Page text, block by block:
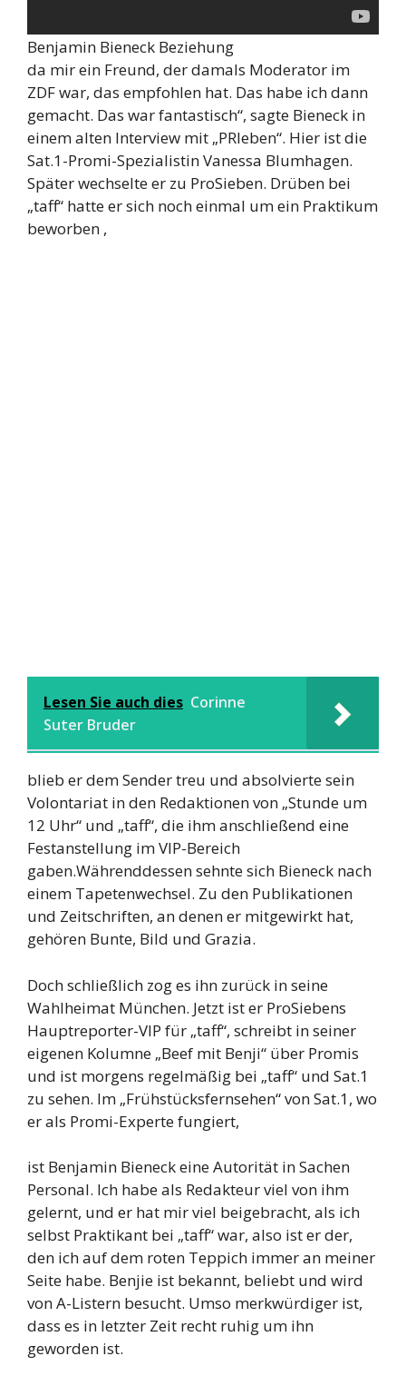
Benjamin Bieneck Beziehung
da mir ein Freund, der damals Moderator im
ZDF war, das empfohlen hat. Das habe ich dann
gemacht. Das war fantastisch“, sagte Bieneck in
einem alten Interview mit „PRleben“. Hier ist die
Sat.1-Promi-Spezialistin Vanessa Blumhagen.
Später wechselte er zu ProSieben. Drüben bei
„taff“ hatte er sich noch einmal um ein Praktikum
beworben ,
Lesen Sie auch dies Corinne
Suter Bruder
blieb er dem Sender treu und absolvierte sein
Volontariat in den Redaktionen von „Stunde um
12 Uhr“ und „taff“, die ihm anschließend eine
Festanstellung im VIP-Bereich
gaben.Währenddessen sehnte sich Bieneck nach
einem Tapetenwechsel. Zu den Publikationen
und Zeitschriften, an denen er mitgewirkt hat,
gehören Bunte, Bild und Grazia.
Doch schließlich zog es ihn zurück in seine
Wahlheimat München. Jetzt ist er ProSiebens
Hauptreporter-VIP für „taff“, schreibt in seiner
eigenen Kolumne „Beef mit Benji“ über Promis
und ist morgens regelmäßig bei „taff“ und Sat.1
zu sehen. Im „Frühstücksfernsehen“ von Sat.1, wo
er als Promi-Experte fungiert,
ist Benjamin Bieneck eine Autorität in Sachen
Personal. Ich habe als Redakteur viel von ihm
gelernt, und er hat mir viel beigebracht, als ich
selbst Praktikant bei „taff“ war, also ist er der,
den ich auf dem roten Teppich immer an meiner
Seite habe. Benjie ist bekannt, beliebt und wird
von A-Listern besucht. Umso merkwürdiger ist,
dass es in letzter Zeit recht ruhig um ihn
geworden ist.